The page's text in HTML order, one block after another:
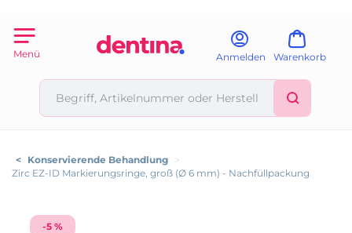
Menü Anmelden Warenkorb
< Konservierende Behandlung >
Zirc EZ-ID Markierungsringe, groß (Ø 6 mm) - Nachfüllpackung
-5 %